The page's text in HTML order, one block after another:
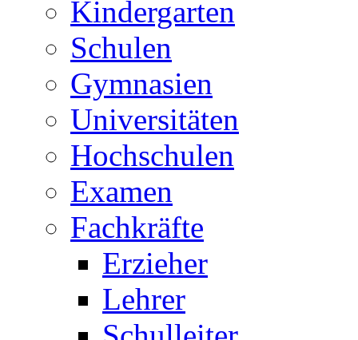
Kindergarten
Schulen
Gymnasien
Universitäten
Hochschulen
Examen
Fachkräfte
Erzieher
Lehrer